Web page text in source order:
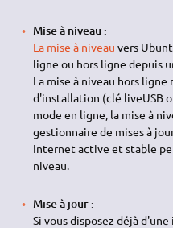
Mise à niveau :
La mise à niveau vers
ligne ou hors ligne depuis
La mise à niveau hors ligne
d'installation (clé liveUSB
mode en ligne, la mise à
gestionnaire de mises à
Internet active et stable
niveau.
Mise à jour :
Si vous disposez déjà